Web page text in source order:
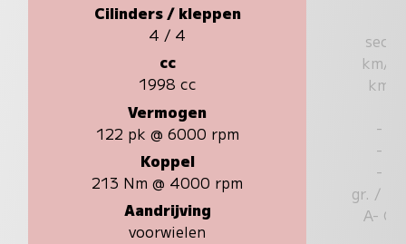
Cilinders / kleppen
4 / 4
cc
1998 cc
Vermogen
122 pk @ 6000 rpm
Koppel
213 Nm @ 4000 rpm
Aandrijving
voorwielen
sec.
km/u
km
-
-
-
gr. / km
A- G